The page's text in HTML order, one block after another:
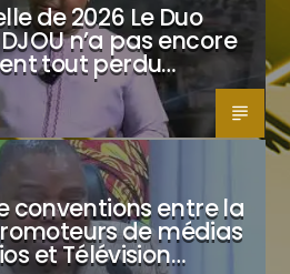
de 2026 Le Duo
n’a pas encore
tout perdu…
conventions entre la
de médias
et Télévision…